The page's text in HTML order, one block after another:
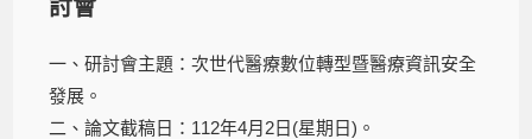
討會
一、研討會主題：次世代醫療數位轉型暨醫療資訊安全
發展。
二、論文截稿日：112年4月2日(星期日)。